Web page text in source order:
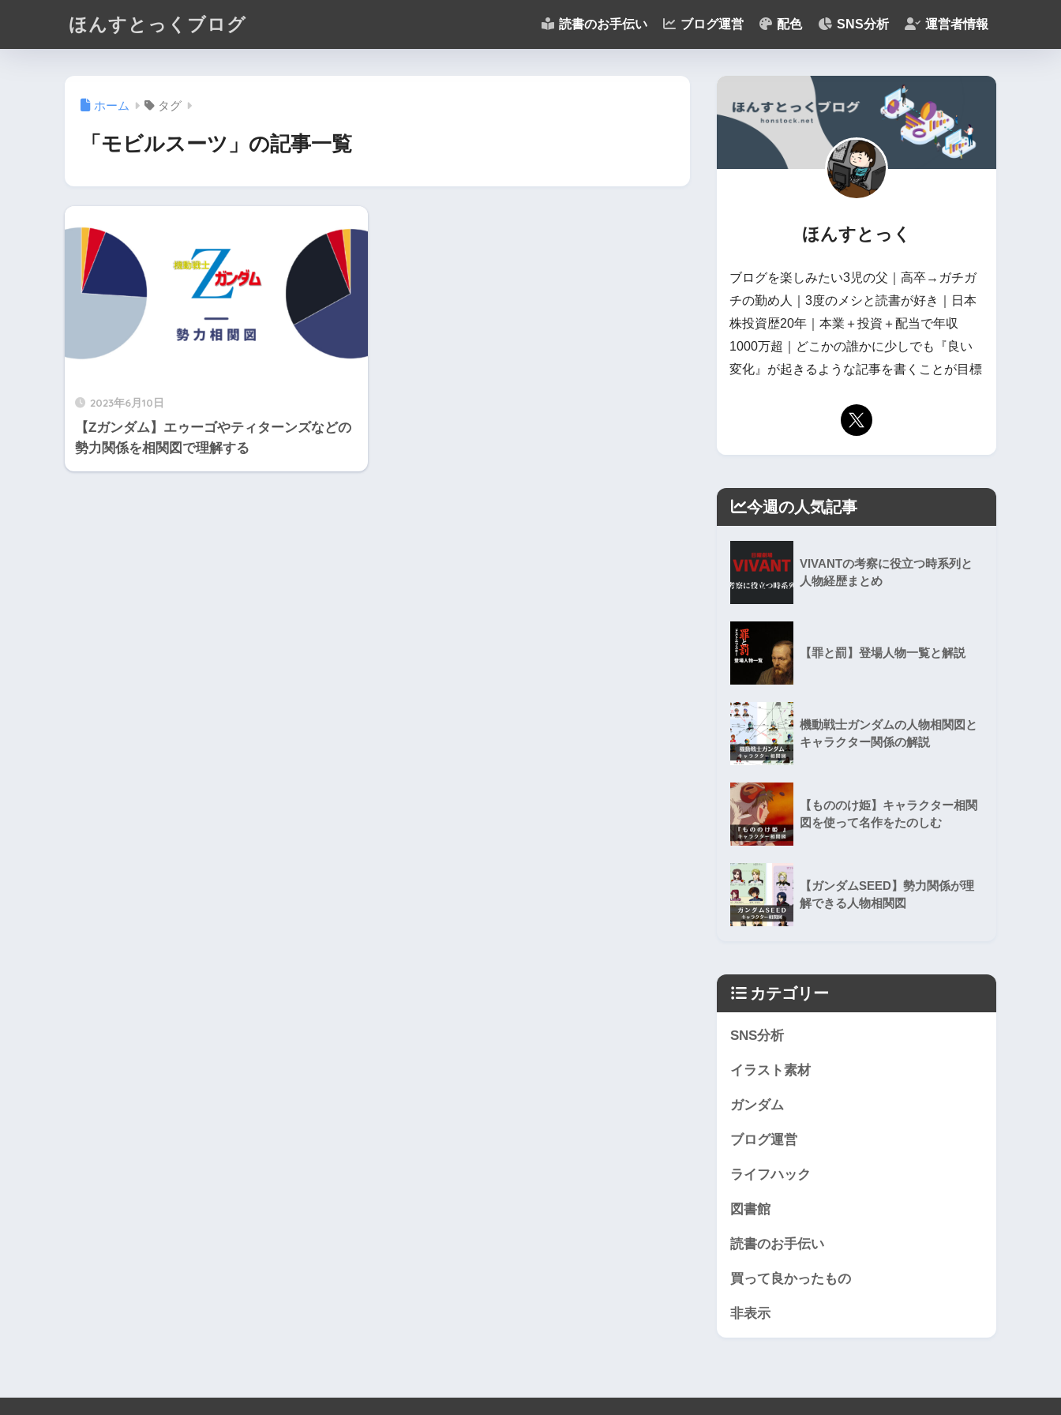
ほんすとっくブログ 読書のお手伝い ブログ運営 配色 SNS分析 運営者情報
ホーム タグ
「モビルスーツ」の記事一覧
2023年6月10日
【Zガンダム】エゥーゴやティターンズなどの
勢力関係を相関図で理解する
ほんすとっく
ブログを楽しみたい3児の父｜高卒→ガチガ
チの勤め人｜3度のメシと読書が好き｜日本
株投資歴20年｜本業＋投資＋配当で年収
1000万超｜どこかの誰かに少しでも『良い
変化』が起きるような記事を書くことが目標
今週の人気記事
VIVANTの考察に役立つ時系列と
人物経歴まとめ
【罪と罰】登場人物一覧と解説
機動戦士ガンダムの人物相関図と
キャラクター関係の解説
【もののけ姫】キャラクター相関
図を使って名作をたのしむ
【ガンダムSEED】勢力関係が理
解できる人物相関図
カテゴリー
SNS分析
イラスト素材
ガンダム
ブログ運営
ライフハック
図書館
読書のお手伝い
買って良かったもの
非表示